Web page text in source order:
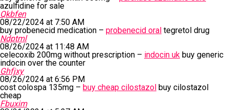
azulfidine for sale
Qkbfen
08/22/2024 at 7:50 AM
buy probenecid medication – probenecid oral tegretol drug
Ndptml
08/26/2024 at 11:48 AM
celecoxib 200mg without prescription – indocin uk buy generic
indocin over the counter
Ghfjxy
08/26/2024 at 6:56 PM
cost colospa 135mg – buy cheap cilostazol buy cilostazol
cheap
Fbuxim